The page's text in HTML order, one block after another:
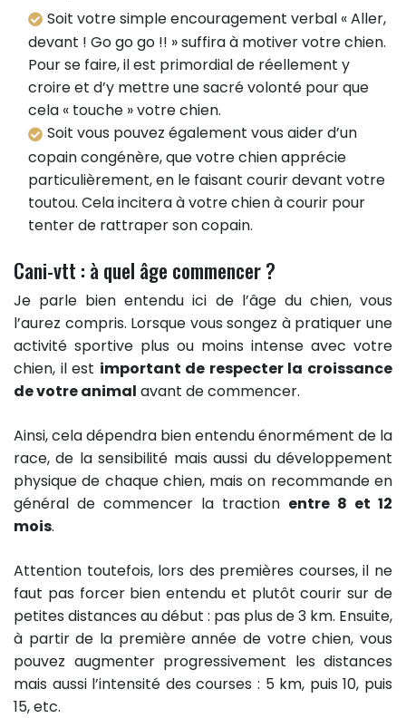
Soit votre simple encouragement verbal « Aller,
devant ! Go go go !! » suffira à motiver votre chien.
Pour se faire, il est primordial de réellement y
croire et d’y mettre une sacré volonté pour que
cela « touche » votre chien.
Soit vous pouvez également vous aider d’un
copain congénère, que votre chien apprécie
particulièrement, en le faisant courir devant votre
toutou. Cela incitera à votre chien à courir pour
tenter de rattraper son copain.
Cani-vtt : à quel âge commencer ?
Je parle bien entendu ici de l’âge du chien, vous
l’aurez compris. Lorsque vous songez à pratiquer une
activité sportive plus ou moins intense avec votre
chien, il est important de respecter la croissance
de votre animal avant de commencer.
Ainsi, cela dépendra bien entendu énormément de la
race, de la sensibilité mais aussi du développement
physique de chaque chien, mais on recommande en
général de commencer la traction entre 8 et 12
mois.
Attention toutefois, lors des premières courses, il ne
faut pas forcer bien entendu et plutôt courir sur de
petites distances au début : pas plus de 3 km. Ensuite,
à partir de la première année de votre chien, vous
pouvez augmenter progressivement les distances
mais aussi l’intensité des courses : 5 km, puis 10, puis
15, etc.